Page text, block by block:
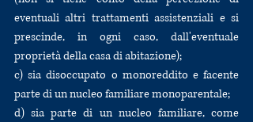
eventuali altri trattamenti assistenziali e si
prescinde, in ogni caso, dall'eventuale
proprietà della casa di abitazione);
c) sia disoccupato o monoreddito e facente
parte di un nucleo familiare monoparentale;
d) sia parte di un nucleo familiare, come